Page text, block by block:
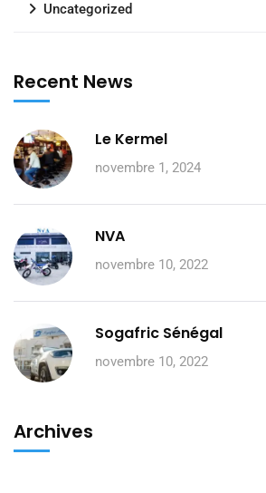
Uncategorized
Recent News
Le Kermel
novembre 1, 2024
NVA
novembre 10, 2022
Sogafric Sénégal
novembre 10, 2022
Archives